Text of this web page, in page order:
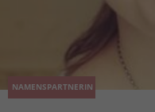
NAMENSPARTNERIN